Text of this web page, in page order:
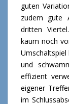
guten
zudem gute
dritten
kaum noch
und
effizient
eigener
im